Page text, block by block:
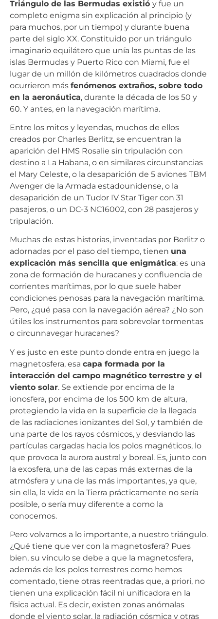
Triángulo de las Bermudas existió y fue un
completo enigma sin explicación al principio (y
para muchos, por un tiempo) y durante buena
parte del siglo XX. Constituido por un triángulo
imaginario equilátero que unía las puntas de las
islas Bermudas y Puerto Rico con Miami, fue el
lugar de un millón de kilómetros cuadrados donde
ocurrieron más fenómenos extraños, sobre todo
en la aeronáutica, durante la década de los 50 y
60. Y antes, en la navegación marítima.
Entre los mitos y leyendas, muchos de ellos
creados por Charles Berlitz, se encuentran la
aparición del HMS Rosalie sin tripulación con
destino a La Habana, o en similares circunstancias
el Mary Celeste, o la desaparición de 5 aviones TBM
Avenger de la Armada estadounidense, o la
desaparición de un Tudor IV Star Tiger con 31
pasajeros, o un DC-3 NC16002, con 28 pasajeros y
tripulación.
Muchas de estas historias, inventadas por Berlitz o
adornadas por el paso del tiempo, tienen una
explicación más sencilla que enigmática: es una
zona de formación de huracanes y confluencia de
corrientes marítimas, por lo que suele haber
condiciones penosas para la navegación marítima.
Pero, ¿qué pasa con la navegación aérea? ¿No son
útiles los instrumentos para sobrevolar tormentas
o circunnavegar huracanes?
Y es justo en este punto donde entra en juego la
magnetosfera, esa capa formada por la
interacción del campo magnético terrestre y el
viento solar. Se extiende por encima de la
ionosfera, por encima de los 500 km de altura,
protegiendo la vida en la superficie de la llegada
de las radiaciones ionizantes del Sol, y también de
una parte de los rayos cósmicos, y desviando las
partículas cargadas hacia los polos magnéticos, lo
que provoca la aurora austral y boreal. Es, junto con
la exosfera, una de las capas más externas de la
atmósfera y una de las más importantes, ya que,
sin ella, la vida en la Tierra prácticamente no sería
posible, o sería muy diferente a como la
conocemos.
Pero volvamos a lo importante, a nuestro triángulo.
¿Qué tiene que ver con la magnetosfera? Pues
bien, su vínculo se debe a que la magnetosfera,
además de los polos terrestres como hemos
comentado, tiene otras reentradas que, a priori, no
tienen una explicación fácil ni unificadora en la
física actual. Es decir, existen zonas anómalas
donde el viento solar, la radiación cósmica y otras